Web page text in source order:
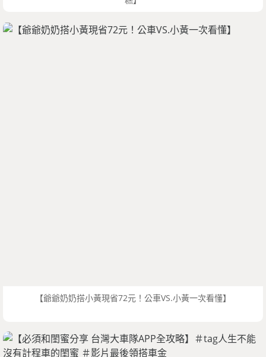
【爺爺奶奶搭小黃現省72元！公車VS.小黃一次看懂】